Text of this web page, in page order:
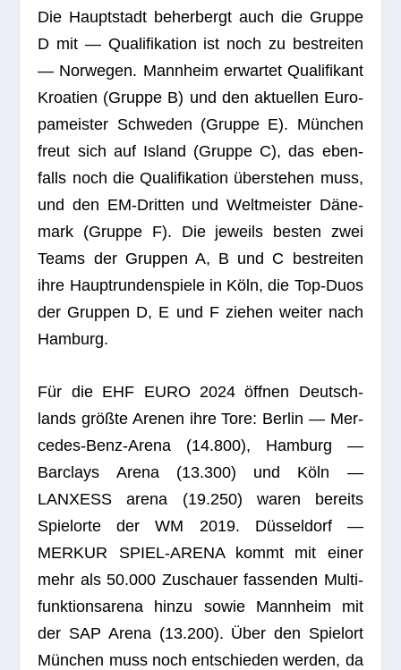
Die Haupt­stadt beher­bergt auch die Gruppe
D mit — Qua­li­fi­ka­tion ist noch zu bestrei­ten
— Nor­we­gen. Mann­heim erwar­tet Qua­li­fi­kant
Kroa­tien (Gruppe B) und den aktu­el­len Euro­
pa­meis­ter Schwe­den (Gruppe E). Mün­chen
freut sich auf Island (Gruppe C), das eben­
falls noch die Qua­li­fi­ka­tion über­ste­hen muss,
und den EM-Drit­ten und Welt­meis­ter Däne­
mark (Gruppe F). Die jeweils bes­ten zwei
Teams der Grup­pen A, B und C bestrei­ten
ihre Haupt­run­den­spiele in Köln, die Top-Duos
der Grup­pen D, E und F zie­hen wei­ter nach
Hamburg.
Für die EHF EURO 2024 öff­nen Deutsch­
lands größte Are­nen ihre Tore: Ber­lin — Mer­
ce­des-Benz-Arena (14.800), Ham­burg —
Bar­clays Arena (13.300) und Köln —
LANXESS arena (19.250) waren bereits
Spiel­orte der WM 2019. Düs­sel­dorf —
MERKUR SPIEL-ARENA kommt mit einer
mehr als 50.000 Zuschauer fas­sen­den Mul­ti­
funk­ti­ons­arena hinzu sowie Mann­heim mit
der SAP Arena (13.200). Über den Spiel­ort
Mün­chen muss noch ent­schie­den wer­den, da